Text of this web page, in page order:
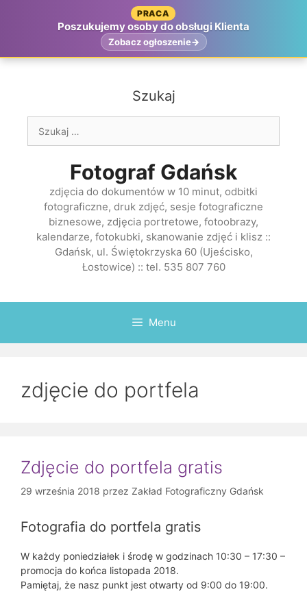
PRACA
Poszukujemy osoby do obsługi Klienta
Zobacz ogłoszenie
Szukaj
Fotograf Gdańsk
zdjęcia do dokumentów w 10 minut, odbitki
fotograficzne, druk zdjęć, sesje fotograficzne
biznesowe, zdjęcia portretowe, fotoobrazy,
kalendarze, fotokubki, skanowanie zdjęć i klisz ::
Gdańsk, ul. Świętokrzyska 60 (Ujeścisko,
Łostowice) :: tel. 535 807 760
Menu
zdjęcie do portfela
Zdjęcie do portfela gratis
29 września 2018 przez Zakład Fotograficzny Gdańsk
Fotografia do portfela gratis
W każdy poniedziałek i środę w godzinach 10:30 – 17:30 –
promocja do końca listopada 2018.
Pamiętaj, że nasz punkt jest otwarty od 9:00 do 19:00.